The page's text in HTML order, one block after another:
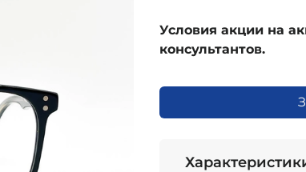
Условия акции на
консультантов.